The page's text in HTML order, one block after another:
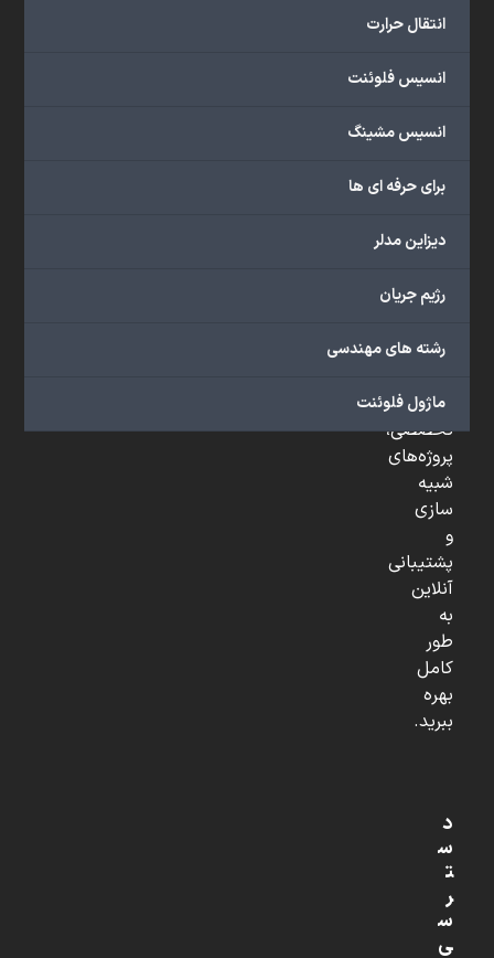
انتقال حرارت
انسیس فلوئنت
انسیس مشینگ
برای حرفه ای ها
دیزاین مدلر
رژیم جریان
رشته های مهندسی
ماژول فلوئنت
ارائه
شما
از
مختلف
ما
محصولات
دوره‌های
مشاوره
تخصصی،
پروژه‌های
شبیه
سازی
و
پشتیبانی
آنلاین
به
طور
کامل
بهره
ببرید.
د
س
ت
ر
س
ی